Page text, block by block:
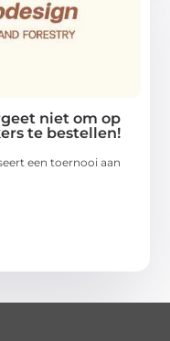
niet om op
te bestellen!
een toernooi aan